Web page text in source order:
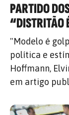
PARTIDO
“DISTRITÃO
"Modelo é
política e
Hoffmann,
em artigo